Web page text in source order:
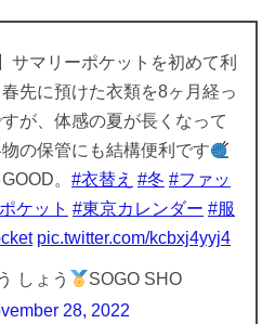
サマリーポケットを初めて利
先に預けた衣類を8ヶ月経っ
が、体感の夏が長くなって
の保管にも結構便利です
。 #衣替え #冬 #ファッ
ケット #東京カレンダー #服
pic.twitter.com/kcbxj4yyj4
しょう
SOGO SHO
28, 2022